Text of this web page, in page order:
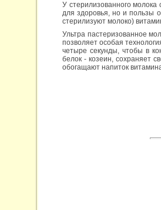
У стерилизованного молока
для здоровья, но и пользы
стерилизуют молоко)
Ультра пастеризованное
позволяет особая
четыре секунды, чтобы в
белок - козеин, сохраняет
обогащают напиток